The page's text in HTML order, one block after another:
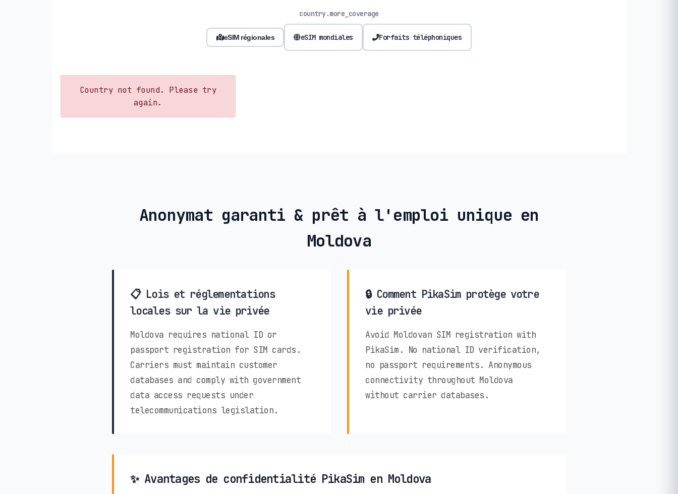
country.more_coverage
eSIM régionales eSIM mondiales Forfaits téléphoniques
Country not found. Please try
again.
Anonymat garanti & prêt à l'emploi unique en
Moldova
📋 Lois et réglementations
locales sur la vie privée
Moldova requires national ID or
passport registration for SIM cards.
Carriers must maintain customer
databases and comply with government
data access requests under
telecommunications legislation.
🔒 Comment PikaSim protège votre
vie privée
Avoid Moldovan SIM registration with
PikaSim. No national ID verification,
no passport requirements. Anonymous
connectivity throughout Moldova
without carrier databases.
✨ Avantages de confidentialité PikaSim en Moldova